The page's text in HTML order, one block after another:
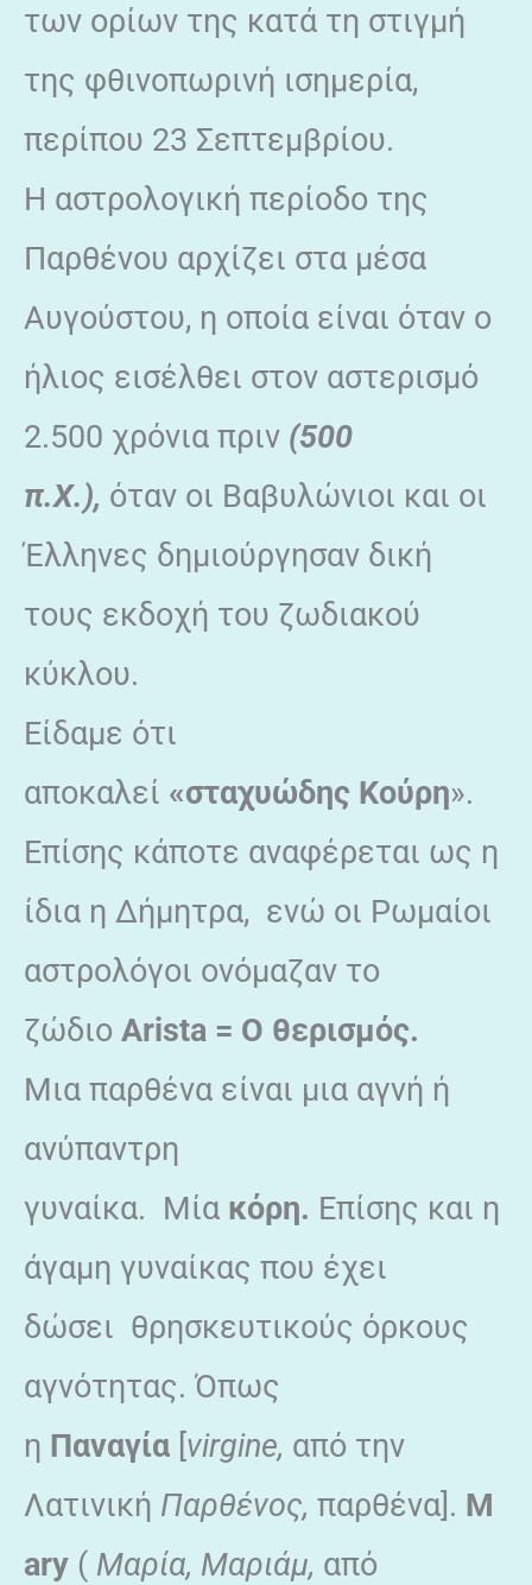
των ορίων της κατά τη στιγμή
της φθινοπωρινή ισημερία,
περίπου 23 Σεπτεμβρίου.
Η αστρολογική περίοδο της
Παρθένου αρχίζει στα μέσα
Αυγούστου, η οποία είναι όταν ο
ήλιος εισέλθει στον αστερισμό
2.500 χρόνια πριν (500
π.Χ.), όταν οι Βαβυλώνιοι και οι
Έλληνες δημιούργησαν δική
τους εκδοχή του ζωδιακού
κύκλου.
Είδαμε ότι
αποκαλεί «σταχυώδης Κούρη».
Επίσης κάποτε αναφέρεται ως η
ίδια η Δήμητρα, ενώ οι Ρωμαίοι
αστρολόγοι ονόμαζαν το
ζώδιο Arista = O θερισμός.
Μια παρθένα είναι μια αγνή ή
ανύπαντρη
γυναίκα. Μία κόρη. Επίσης και η
άγαμη γυναίκας που έχει
δώσει θρησκευτικούς όρκους
αγνότητας. Όπως
η Παναγία [virgine, από την
Λατινική Παρθένος, παρθένα]. M
ary ( Μαρία, Μαριάμ, από